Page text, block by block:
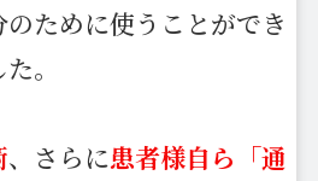
ために使うことができ
。
、さらに患者様自ら「通